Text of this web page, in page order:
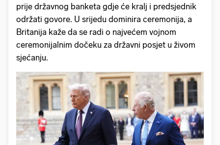
prije državnog banketa gdje će kralj i predsjednik
održati govore. U srijedu dominira ceremonija, a
Britanija kaže da se radi o najvećem vojnom
ceremonijalnim dočeku za državni posjet u živom
sjećanju.